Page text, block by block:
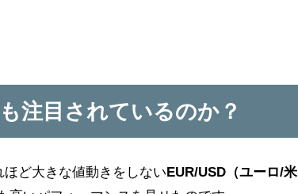
注目されているのか？
ど大きな値動きをしないEUR/USD（ユーロ/米